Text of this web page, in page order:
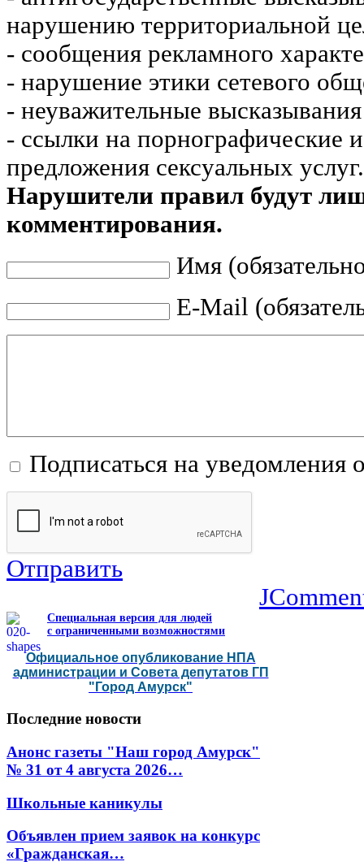
нарушению территориальной
- сообщения рекламного
- нарушение этики сетевого
- неуважительные
- ссылки на порнографические
предложения сексуальных услуг.
Нарушители правил будут
комментирования.
Имя
E-Mail
Подписаться на уведомления
Отправить
Специальная версия для людей
с ограниченными возможностями
Официальное опубликование НПА
администрации и Совета депутатов ГП
"Город Амурск"
Последние новости
Анонс газеты "Наш город Амурск"
№ 31 от 4 августа 2026…
Школьные каникулы
Объявлен прием заявок на конкурс
«Гражданская…